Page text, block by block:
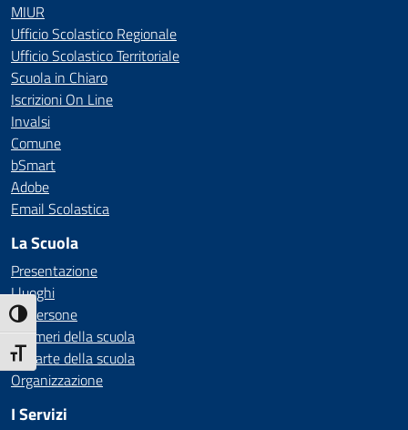
Attiva/disattiva alto contrasto
Attiva/disattiva dimensione testo
MIUR
Ufficio Scolastico Regionale
Ufficio Scolastico Territoriale
Scuola in Chiaro
Iscrizioni On Line
Invalsi
Comune
bSmart
Adobe
Email Scolastica
La Scuola
Presentazione
I luoghi
Le persone
I numeri della scuola
Le carte della scuola
Organizzazione
I Servizi